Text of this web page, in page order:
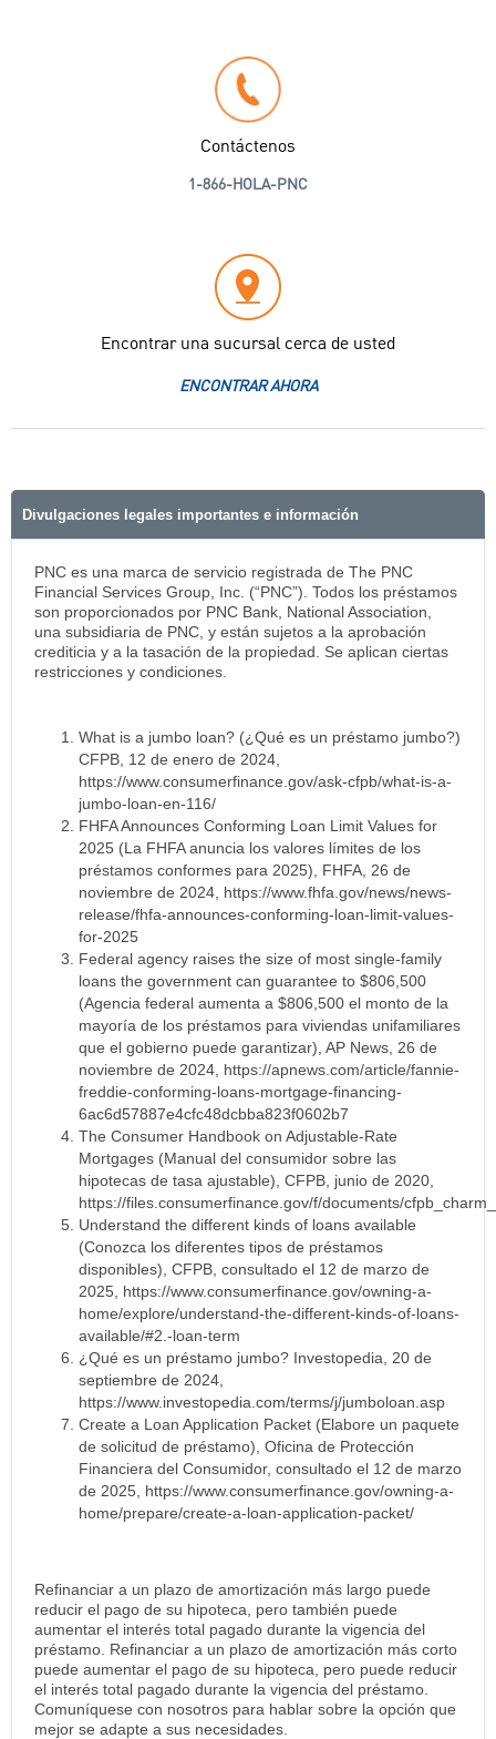
Contáctenos
1-866-HOLA-PNC
Encontrar una sucursal cerca de usted
ENCONTRAR AHORA
Divulgaciones legales importantes e información
PNC es una marca de servicio registrada de The PNC
Financial Services Group, Inc. (“PNC”). Todos los préstamos
son proporcionados por PNC Bank, National Association,
una subsidiaria de PNC, y están sujetos a la aprobación
crediticia y a la tasación de la propiedad. Se aplican ciertas
restricciones y condiciones.
What is a jumbo loan? (¿Qué es un préstamo jumbo?)
CFPB, 12 de enero de 2024,
https://www.consumerfinance.gov/ask-cfpb/what-is-a-
jumbo-loan-en-116/
FHFA Announces Conforming Loan Limit Values for
2025 (La FHFA anuncia los valores límites de los
préstamos conformes para 2025), FHFA, 26 de
noviembre de 2024, https://www.fhfa.gov/news/news-
release/fhfa-announces-conforming-loan-limit-values-
for-2025
Federal agency raises the size of most single-family
loans the government can guarantee to $806,500
(Agencia federal aumenta a $806,500 el monto de la
mayoría de los préstamos para viviendas unifamiliares
que el gobierno puede garantizar), AP News, 26 de
noviembre de 2024, https://apnews.com/article/fannie-
freddie-conforming-loans-mortgage-financing-
6ac6d57887e4cfc48dcbba823f0602b7
The Consumer Handbook on Adjustable-Rate
Mortgages (Manual del consumidor sobre las
hipotecas de tasa ajustable), CFPB, junio de 2020,
https://files.consumerfinance.gov/f/documents/
Understand the different kinds of loans available
(Conozca los diferentes tipos de préstamos
disponibles), CFPB, consultado el 12 de marzo de
2025, https://www.consumerfinance.gov/owning-a-
home/explore/understand-the-different-kinds-of-loans-
available/#2.-loan-term
¿Qué es un préstamo jumbo? Investopedia, 20 de
septiembre de 2024,
https://www.investopedia.com/terms/j/jumboloan.asp
Create a Loan Application Packet (Elabore un paquete
de solicitud de préstamo), Oficina de Protección
Financiera del Consumidor, consultado el 12 de marzo
de 2025, https://www.consumerfinance.gov/owning-a-
home/prepare/create-a-loan-application-packet/
Refinanciar a un plazo de amortización más largo puede
reducir el pago de su hipoteca, pero también puede
aumentar el interés total pagado durante la vigencia del
préstamo. Refinanciar a un plazo de amortización más corto
puede aumentar el pago de su hipoteca, pero puede reducir
el interés total pagado durante la vigencia del préstamo.
Comuníquese con nosotros para hablar sobre la opción que
mejor se adapte a sus necesidades.